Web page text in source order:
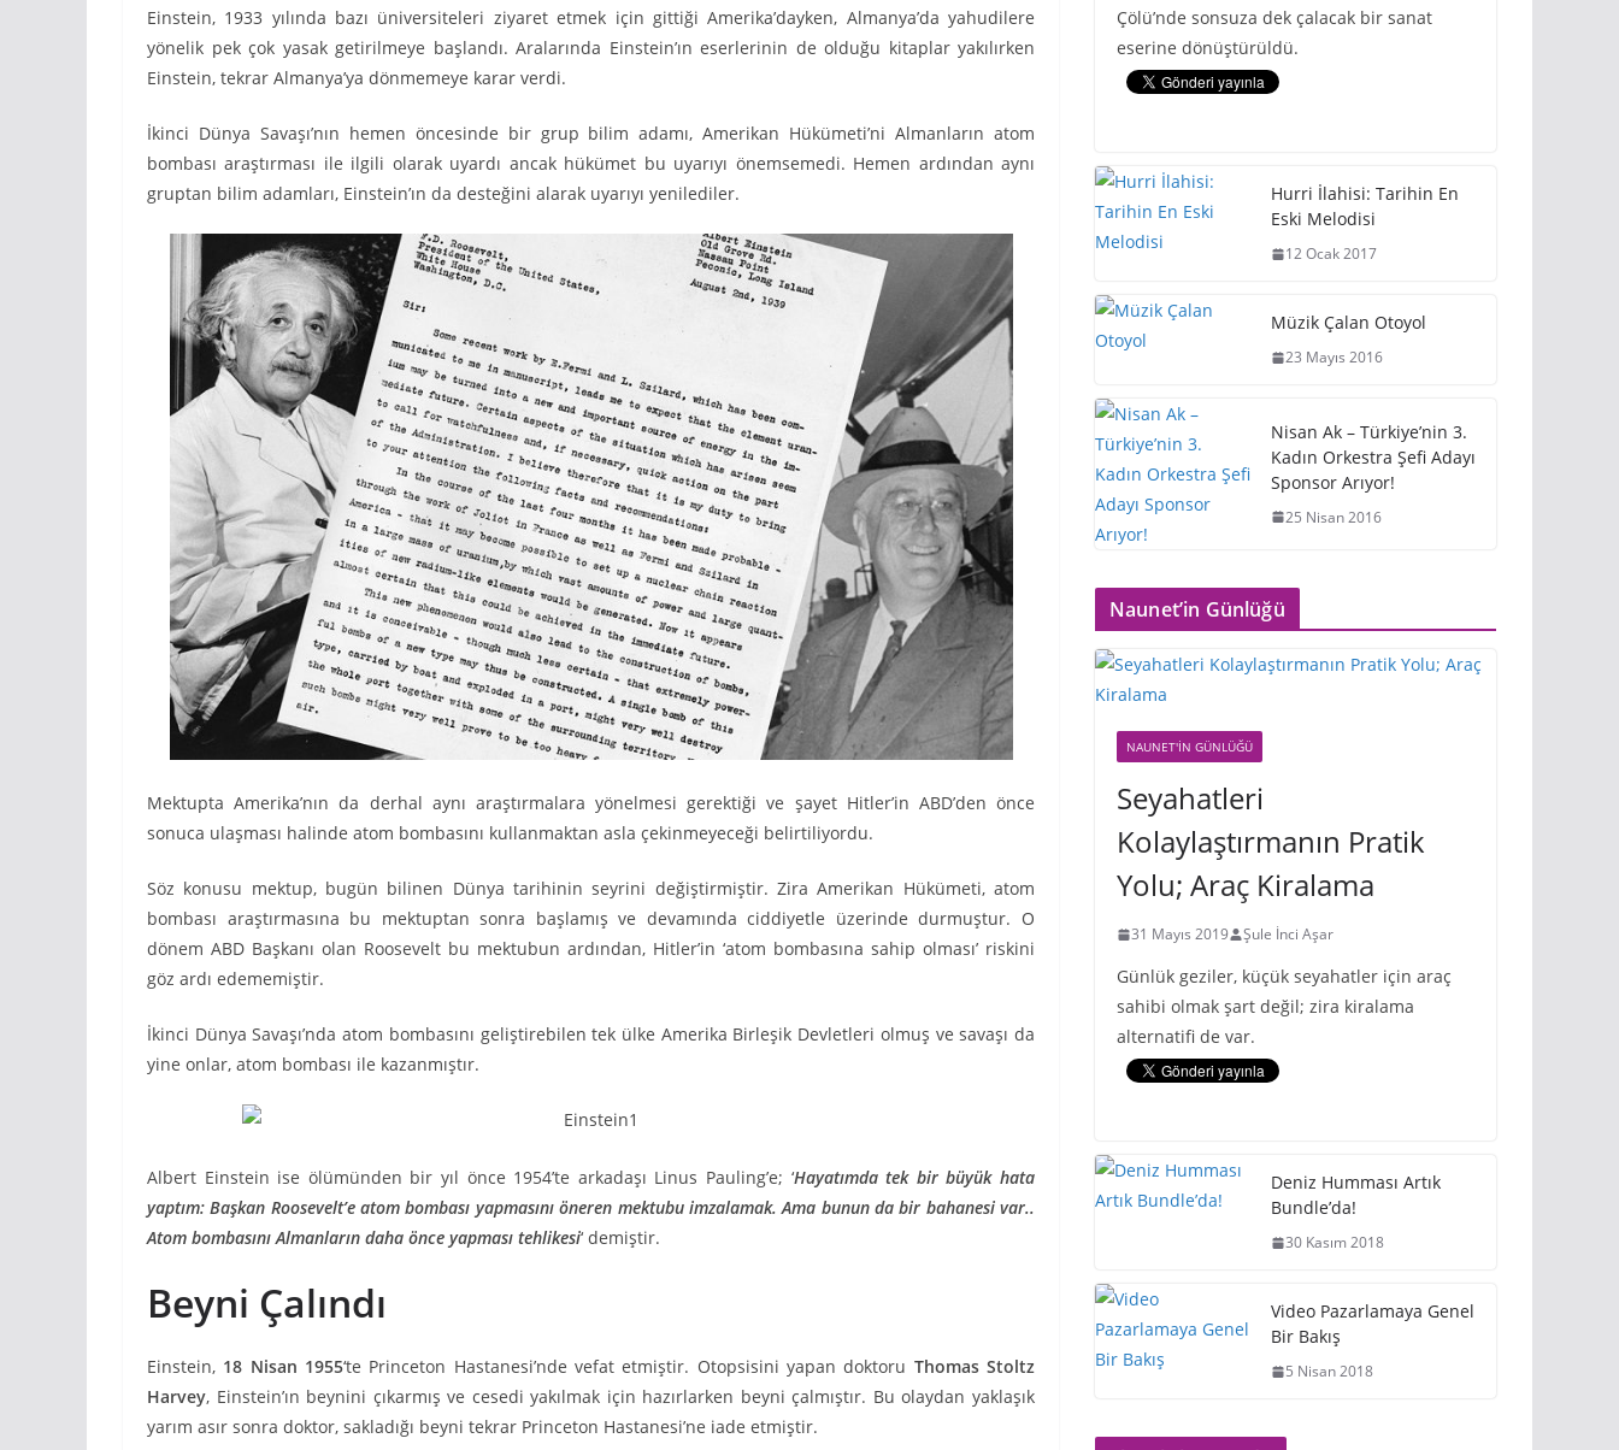
Einstein, 1933 yılında bazı üniversiteleri ziyaret etmek için gittiği Amerika’dayken, Almanya’da yahudilere
yönelik pek çok yasak getirilmeye başlandı. Aralarında Einstein’ın eserlerinin de olduğu kitaplar yakılırken
Einstein, tekrar Almanya’ya dönmemeye karar verdi.
İkinci Dünya Savaşı’nın hemen öncesinde bir grup bilim adamı, Amerikan Hükümeti’ni Almanların atom
bombası araştırması ile ilgili olarak uyardı ancak hükümet bu uyarıyı önemsemedi. Hemen ardından aynı
gruptan bilim adamları, Einstein’ın da desteğini alarak uyarıyı yenilediler.
Mektupta Amerika’nın da derhal aynı araştırmalara yönelmesi gerektiği ve şayet Hitler’in ABD’den önce
sonuca ulaşması halinde atom bombasını kullanmaktan asla çekinmeyeceği belirtiliyordu.
Söz konusu mektup, bugün bilinen Dünya tarihinin seyrini değiştirmiştir. Zira Amerikan Hükümeti, atom
bombası araştırmasına bu mektuptan sonra başlamış ve devamında ciddiyetle üzerinde durmuştur. O
dönem ABD Başkanı olan Roosevelt bu mektubun ardından, Hitler’in ‘atom bombasına sahip olması’ riskini
göz ardı edememiştir.
İkinci Dünya Savaşı’nda atom bombasını geliştirebilen tek ülke Amerika Birleşik Devletleri olmuş ve savaşı da
yine onlar, atom bombası ile kazanmıştır.
Albert Einstein ise ölümünden bir yıl önce 1954’te arkadaşı Linus Pauling’e; ‘Hayatımda tek bir büyük hata
yaptım: Başkan Roosevelt’e atom bombası yapmasını öneren mektubu imzalamak. Ama bunun da bir bahanesi var..
Atom bombasını Almanların daha önce yapması tehlikesi‘ demiştir.
Beyni Çalındı
Einstein, 18 Nisan 1955‘te Princeton Hastanesi’nde vefat etmiştir. Otopsisini yapan doktoru Thomas Stoltz
Harvey, Einstein’ın beynini çıkarmış ve cesedi yakılmak için hazırlarken beyni çalmıştır. Bu olaydan yaklaşık
yarım asır sonra doktor, sakladığı beyni tekrar Princeton Hastanesi’ne iade etmiştir.
Çölü’nde sonsuza dek çalacak bir sanat
eserine dönüştürüldü.
Hurri İlahisi: Tarihin En
Eski Melodisi
12 Ocak 2017
Müzik Çalan Otoyol
23 Mayıs 2016
Nisan Ak – Türkiye’nin 3.
Kadın Orkestra Şefi Adayı
Sponsor Arıyor!
25 Nisan 2016
Naunet’in Günlüğü
NAUNET'IN GÜNLÜĞÜ
Seyahatleri
Kolaylaştırmanın Pratik
Yolu; Araç Kiralama
31 Mayıs 2019 Şule İnci Aşar
Günlük geziler, küçük seyahatler için araç
sahibi olmak şart değil; zira kiralama
alternatifi de var.
Deniz Humması Artık
Bundle’da!
30 Kasım 2018
Video Pazarlamaya Genel
Bir Bakış
5 Nisan 2018